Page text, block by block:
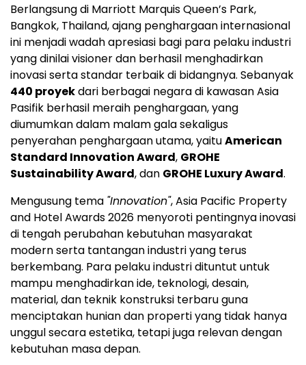
Berlangsung di Marriott Marquis Queen’s Park,
Bangkok, Thailand, ajang penghargaan internasional
ini menjadi wadah apresiasi bagi para pelaku industri
yang dinilai visioner dan berhasil menghadirkan
inovasi serta standar terbaik di bidangnya. Sebanyak
440 proyekdari berbagai negara di kawasan Asia
Pasifik berhasil meraih penghargaan, yang
diumumkan dalam malam gala sekaligus
penyerahan penghargaan utama, yaituAmerican
Standard Innovation Award, GROHE
Sustainability Award, dan GROHE Luxury Award.
Mengusung tema "Innovation", Asia Pacific Property
and Hotel Awards 2026 menyoroti pentingnya inovasi
di tengah perubahan kebutuhan masyarakat
modern serta tantangan industri yang terus
berkembang. Para pelaku industri dituntut untuk
mampu menghadirkan ide, teknologi, desain,
material, dan teknik konstruksi terbaru guna
menciptakan hunian dan properti yang tidak hanya
unggul secara estetika, tetapi juga relevan dengan
kebutuhan masa depan.